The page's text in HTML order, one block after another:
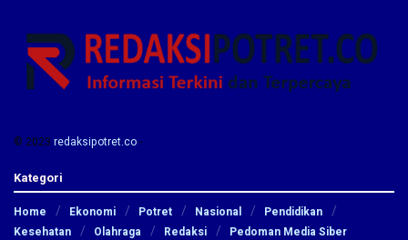
© 2023 redaksipotret.co-
Kategori
Home Ekonomi Potret Nasional
Pendidikan
Kesehatan
Olahraga Redaksi Pedoman Media Siber